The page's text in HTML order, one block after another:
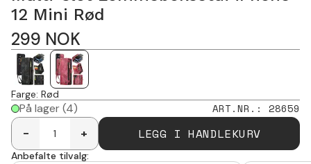
12 Mini Rød
299 NOK
Farge: Rød
På lager(4) ART.NR. : 28659
-
+ LEGG I HANDLEKURV
Anbefalte tilvalg: